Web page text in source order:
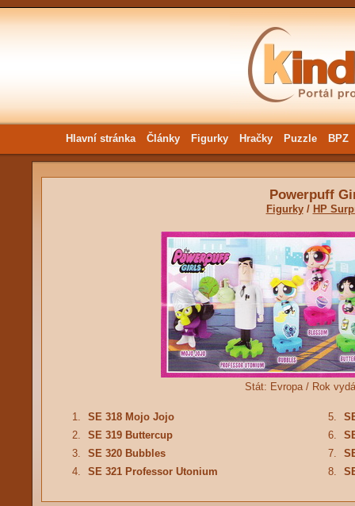
Hlavní stránka Články Figurky Hračky Puzzle BPZ
Powerpuff
Figurky/ HP
Stát: Evropa / Rok
1. SE 318 Mojo Jojo 5.
2.
SE 319 Buttercup 6.
3.
SE 320 Bubbles 7.
4.
SE 321 Professor Utonium 8.